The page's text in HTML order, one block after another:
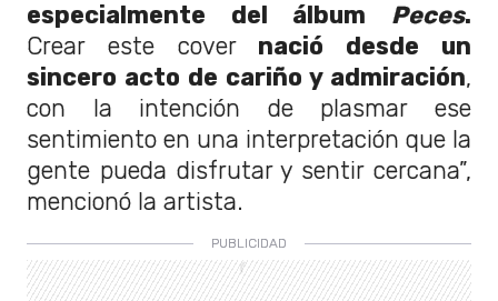
especialmente del álbum Peces.
Crear este cover nació desde un
sincero acto de cariño y admiración,
con la intención de plasmar ese
sentimiento en una interpretación que la
gente pueda disfrutar y sentir cercana”,
mencionó la artista.